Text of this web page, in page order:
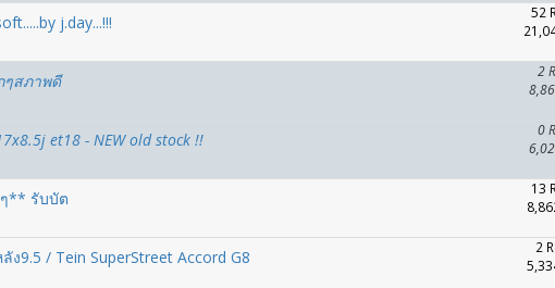
j.day...!!!
52
ๆสภาพดี
2
et18 - NEW old stock !!
0
ๆ** รับบัต
13
ง9.5 / Tein SuperStreet Accord G8
2